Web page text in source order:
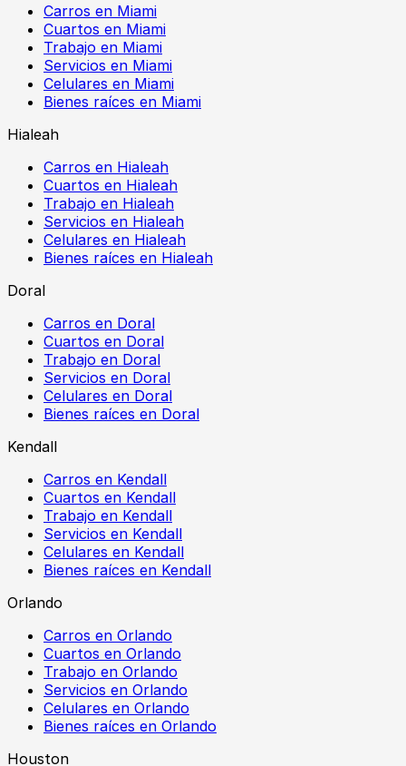
Carros en Miami
Cuartos en Miami
Trabajo en Miami
Servicios en Miami
Celulares en Miami
Bienes raíces en Miami
Hialeah
Carros en Hialeah
Cuartos en Hialeah
Trabajo en Hialeah
Servicios en Hialeah
Celulares en Hialeah
Bienes raíces en Hialeah
Doral
Carros en Doral
Cuartos en Doral
Trabajo en Doral
Servicios en Doral
Celulares en Doral
Bienes raíces en Doral
Kendall
Carros en Kendall
Cuartos en Kendall
Trabajo en Kendall
Servicios en Kendall
Celulares en Kendall
Bienes raíces en Kendall
Orlando
Carros en Orlando
Cuartos en Orlando
Trabajo en Orlando
Servicios en Orlando
Celulares en Orlando
Bienes raíces en Orlando
Houston